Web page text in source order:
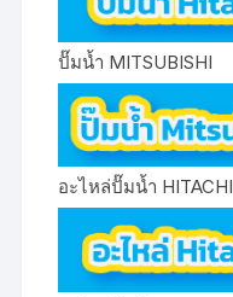
ปั๊มน้ำ MITSUBISHI
อะไหล่ปั๊มน้ำ HITACHI